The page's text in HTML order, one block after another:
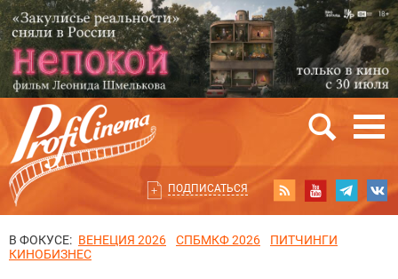
ПОДПИСАТЬСЯ
В ФОКУСЕ: ВЕНЕЦИЯ 2026 СПБМКФ 2026
ПИТЧИНГИ
КИНОБИЗНЕС